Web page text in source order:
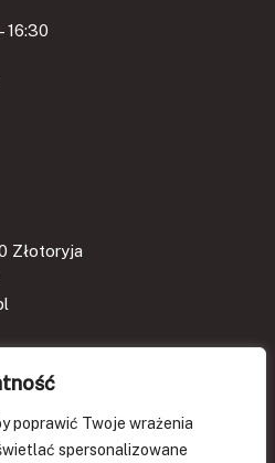
poprawić Twoje wrażenia
spersonalizowane
16:30
Złotoryja